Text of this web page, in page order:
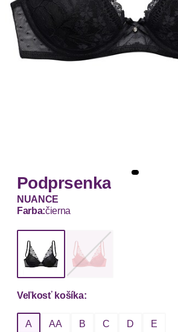
Podprsenka
NUANCE
Farba:čierna
Veľkosť košíka:
A AA B C D E